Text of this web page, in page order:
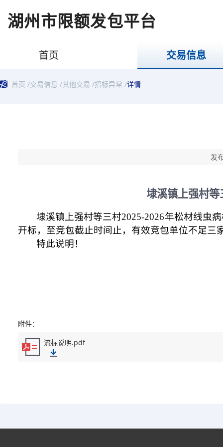
湖州市限额发包平台
首页 交易信息
首页 /交易信息 /其他交易 /招标异常 /详情
发
埭溪镇上强村
埭溪镇上强村等三村2025-2026年松材线虫
开标，至竞包截止时间止，有效竞包单位不足三
特此说明！
附件：
流标说明.pdf